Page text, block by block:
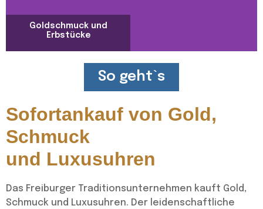
Goldschmuck und
Erbstücke
So geht`s
Sofortankauf von Gold,
Schmuck
und Luxusuhren
Das Freiburger Traditionsunternehmen kauft Gold,
Schmuck und Luxusuhren. Der leidenschaftliche